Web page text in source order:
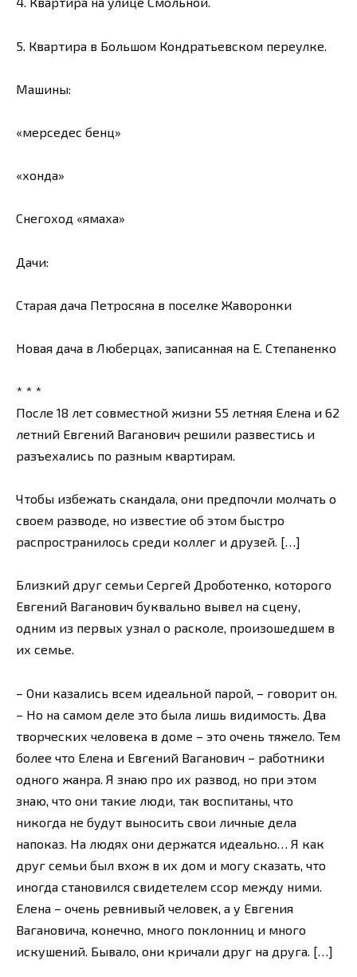
5. Квартира в Большом Кондратьевском переулке.
Машины:
«мерседес бенц»
«хонда»
Снегоход «ямаха»
Дачи:
Старая дача Петросяна в поселке Жаворонки
Новая дача в Люберцах, записанная на Е. Степаненко
* * *
После 18 лет совместной жизни 55 летняя Елена и 62
летний Евгений Ваганович решили развестись и
разъехались по разным квартирам.
Чтобы избежать скандала, они предпочли молчать о
своем разводе, но известие об этом быстро
распространилось среди коллег и друзей. […]
Близкий друг семьи Сергей Дроботенко, которого
Евгений Ваганович буквально вывел на сцену,
одним из первых узнал о расколе, произошедшем в
их семье.
– Они казались всем идеальной парой, – говорит он.
– Но на самом деле это была лишь видимость. Два
творческих человека в доме – это очень тяжело. Тем
более что Елена и Евгений Ваганович – работники
одного жанра. Я знаю про их развод, но при этом
знаю, что они такие люди, так воспитаны, что
никогда не будут выносить свои личные дела
напоказ. На людях они держатся идеально… Я как
друг семьи был вхож в их дом и могу сказать, что
иногда становился свидетелем ссор между ними.
Елена – очень ревнивый человек, а у Евгения
Вагановича, конечно, много поклонниц и много
искушений. Бывало, они кричали друг на друга. […]